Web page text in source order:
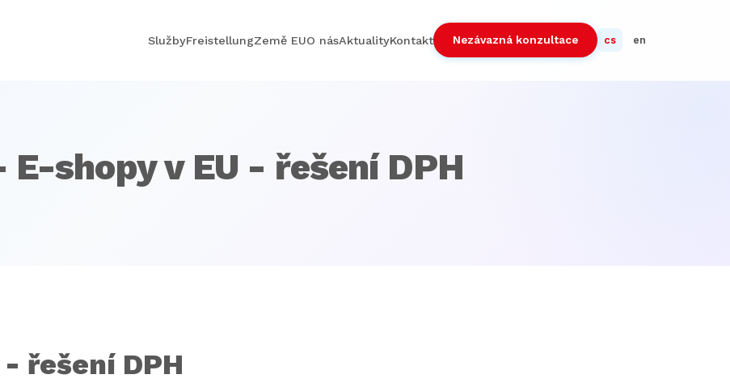
SlužbyFreistellungZemě EUO násAktualityKontakt Nezávazná konzultace cs en
E-shopy v EU - řešení DPH
řešení DPH